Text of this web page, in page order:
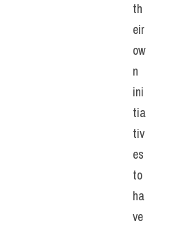
th
eir
ow
n
ini
tia
tiv
es
to
ha
ve